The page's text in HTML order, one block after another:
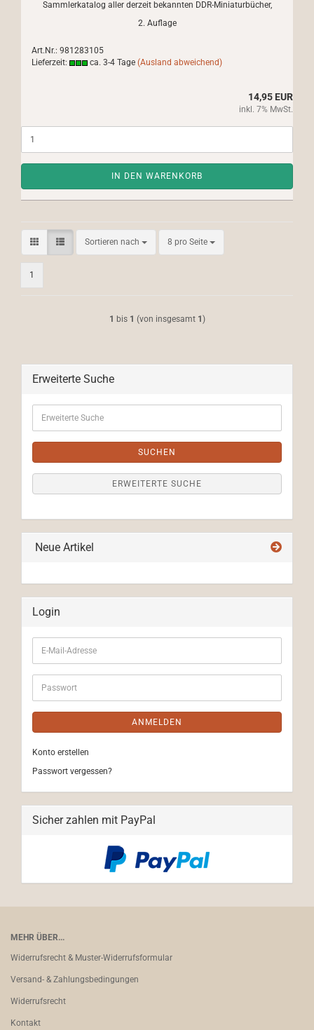
Sammlerkatalog aller derzeit bekannten DDR-Miniaturbücher,
2. Auflage
Art.Nr.: 981283105
Lieferzeit:
ca. 3-4 Tage (Ausland abweichend)
14,95 EUR
inkl. 7% MwSt.
IN DEN WARENKORB
Sortieren nach
Sortieren nach 8 pro Seite
pro Seite
1
1 bis 1 (von insgesamt 1 )
Erweiterte Suche
Suche
SUCHEN
ERWEITERTE SUCHE
Neue Artikel
Login
E-
Mail-
Adresse
Passwort
ANMELDEN
Konto erstellen
Passwort vergessen?
Sicher zahlen mit PayPal
MEHR ÜBER...
Widerrufsrecht & Muster-Widerrufsformular
Versand- & Zahlungsbedingungen
Widerrufsrecht
Kontakt